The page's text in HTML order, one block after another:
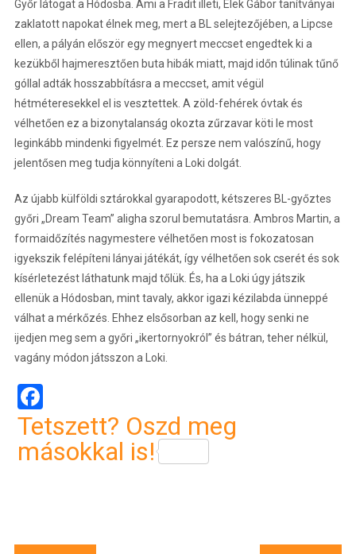
Győr látogat a Hódosba. Ami a Fradit illeti, Elek Gábor tanítványai
zaklatott napokat élnek meg, mert a BL selejtezőjében, a Lipcse
ellen, a pályán először egy megnyert meccset engedtek ki a
kezükből hajmeresztően buta hibák miatt, majd időn túlinak tűnő
góllal adták hosszabbításra a meccset, amit végül
hétméteresekkel el is vesztettek. A zöld-fehérek óvtak és
vélhetően ez a bizonytalanság okozta zűrzavar köti le most
leginkább mindenki figyelmét. Ez persze nem valószínű, hogy
jelentősen meg tudja könnyíteni a Loki dolgát.
Az újabb külföldi sztárokkal gyarapodott, kétszeres BL-győztes
győri „Dream Team” aligha szorul bemutatásra. Ambros Martin, a
formaidőzítés nagymestere vélhetően most is fokozatosan
igyekszik felépíteni lányai játékát, így vélhetően sok cserét és sok
kísérletezést láthatunk majd tőlük. És, ha a Loki úgy játszik
ellenük a Hódosban, mint tavaly, akkor igazi kézilabda ünneppé
válhat a mérkőzés. Ehhez elsősorban az kell, hogy senki ne
ijedjen meg sem a győri „ikertornyokról” és bátran, teher nélkül,
vagány módon játsszon a Loki.
Facebook
Tetszett? Oszd meg
másokkal is!